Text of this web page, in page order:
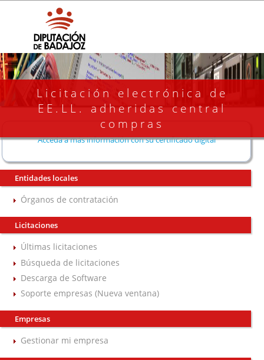
Licitación electrónica de
EE.LL. adheridas central
compras
Acceda a más información con su certificado digital
Entidades locales
Órganos de contratación
Licitaciones
Últimas licitaciones
Búsqueda de licitaciones
Descarga de Software
Soporte empresas (Nueva ventana)
Empresas
Gestionar mi empresa